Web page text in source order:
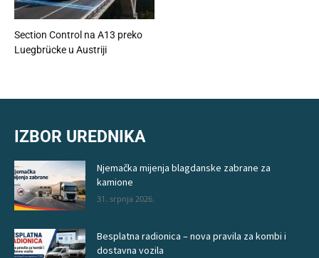
Section Control na A13 preko
Luegbrücke u Austriji
IZBOR UREDNIKA
Njemačka mijenja blagdanske zabrane za
kamione
31. srpnja 2026.
Besplatna radionica – nova pravila za kombi i
dostavna vozila